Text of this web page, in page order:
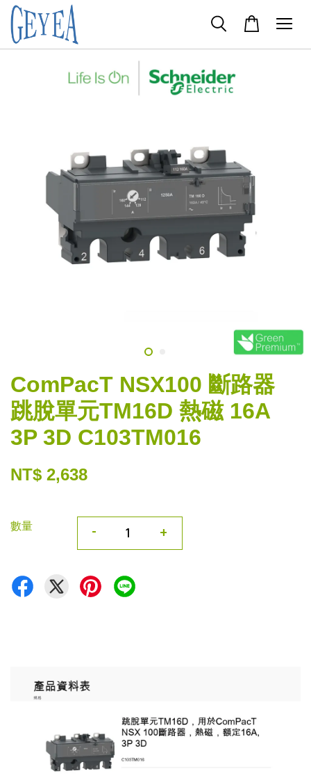
ComPacT NSX100 斷路器
跳脫單元TM16D 熱磁 16A
3P 3D C103TM016
NT$ 2,638
數量 - +